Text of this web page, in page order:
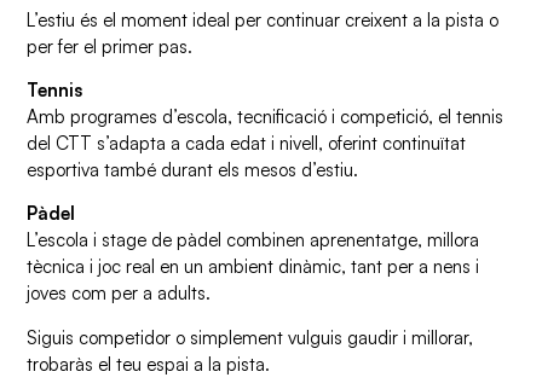
L’estiu és el moment ideal per continuar creixent a la pista o
per fer el primer pas.
Tennis
Amb programes d’escola, tecnificació i competició, el tennis
del CTT s’adapta a cada edat i nivell, oferint continuïtat
esportiva també durant els mesos d’estiu.
Pàdel
L’escola i stage de pàdel combinen aprenentatge, millora
tècnica i joc real en un ambient dinàmic, tant per a nens i
joves com per a adults.
Siguis competidor o simplement vulguis gaudir i millorar,
trobaràs el teu espai a la pista.